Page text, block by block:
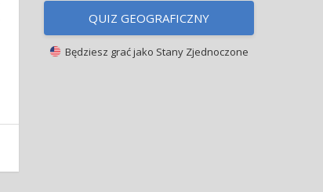
QUIZ GEOGRAFICZNY
Będziesz grać jako Stany Zjednoczone